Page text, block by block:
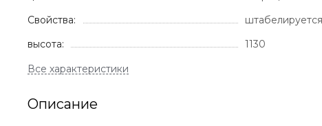
Свойства:
штабелируется
высота:
1130
Описание